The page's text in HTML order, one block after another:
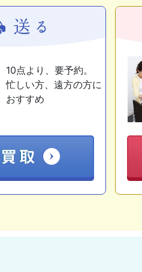
10点より、要予約。
忙しい方、遠方の方に
おすすめ